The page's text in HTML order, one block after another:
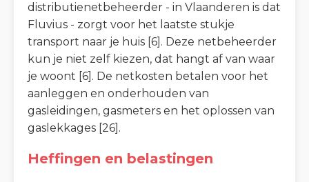
distributienetbeheerder - in Vlaanderen is dat
Fluvius - zorgt voor het laatste stukje
transport naar je huis [6]. Deze netbeheerder
kun je niet zelf kiezen, dat hangt af van waar
je woont [6]. De netkosten betalen voor het
aanleggen en onderhouden van
gasleidingen, gasmeters en het oplossen van
gaslekkages [26].
Heffingen en belastingen